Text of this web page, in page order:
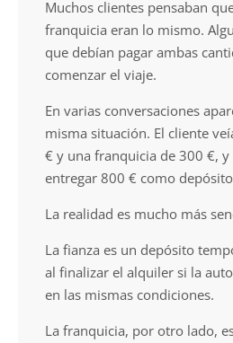
Muchos clientes pensaban
franquicia eran lo mismo.
que debían pagar ambas
comenzar el viaje.
En varias conversaciones
misma situación. El cliente
€ y una franquicia de 300 €, y
entregar 800 € como
La realidad es mucho más
La fianza es un depósito
al finalizar el alquiler si la
en las mismas condiciones.
La franquicia, por otro lado,